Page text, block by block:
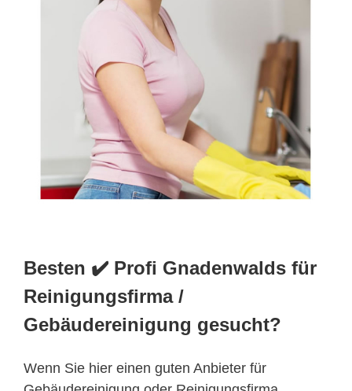
Besten ✔️ Profi Gnadenwalds für
Reinigungsfirma /
Gebäudereinigung gesucht?
Wenn Sie hier einen guten Anbieter für